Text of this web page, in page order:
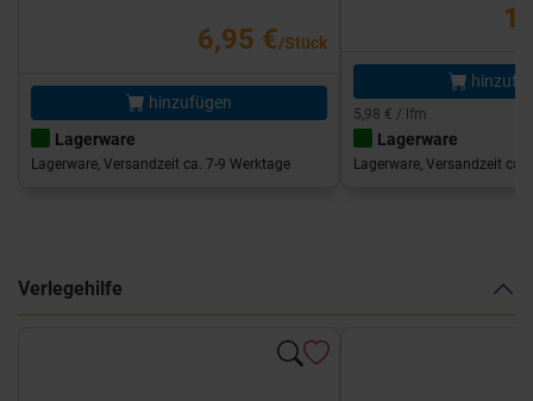
6,95 €/Stück
hinzufügen
Lagerware
Lagerware, Versandzeit ca. 7-9 Werktage
5,98 € / lfm
Lagerware
Lagerware, Versandzeit ca.
Verlegehilfe